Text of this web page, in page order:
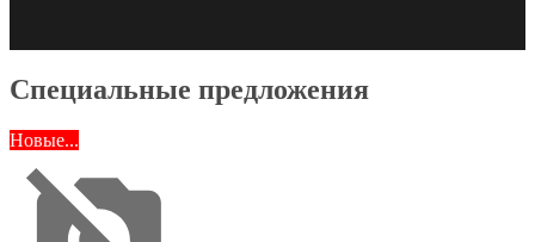
Специальные предложения
Новые...